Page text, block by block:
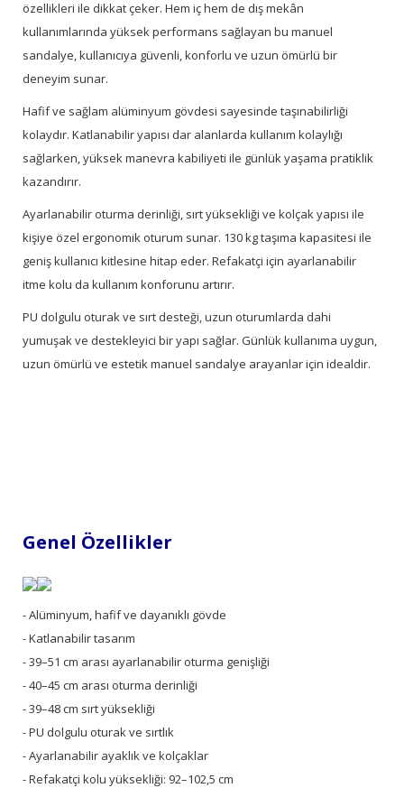
özellikleri ile dikkat çeker. Hem iç hem de dış mekân
kullanımlarında yüksek performans sağlayan bu manuel
sandalye, kullanıcıya güvenli, konforlu ve uzun ömürlü bir
deneyim sunar.
Hafif ve sağlam alüminyum gövdesi sayesinde taşınabilirliği
kolaydır. Katlanabilir yapısı dar alanlarda kullanım kolaylığı
sağlarken, yüksek manevra kabiliyeti ile günlük yaşama pratiklik
kazandırır.
Ayarlanabilir oturma derinliği, sırt yüksekliği ve kolçak yapısı ile
kişiye özel ergonomik oturum sunar. 130 kg taşıma kapasitesi ile
geniş kullanıcı kitlesine hitap eder. Refakatçi için ayarlanabilir
itme kolu da kullanım konforunu artırır.
PU dolgulu oturak ve sırt desteği, uzun oturumlarda dahi
yumuşak ve destekleyici bir yapı sağlar. Günlük kullanıma uygun,
uzun ömürlü ve estetik manuel sandalye arayanlar için idealdir.
Genel Özellikler
- Alüminyum, hafif ve dayanıklı gövde
- Katlanabilir tasarım
- 39–51 cm arası ayarlanabilir oturma genişliği
- 40–45 cm arası oturma derinliği
- 39–48 cm sırt yüksekliği
- PU dolgulu oturak ve sırtlık
- Ayarlanabilir ayaklık ve kolçaklar
- Refakatçi kolu yüksekliği: 92–102,5 cm